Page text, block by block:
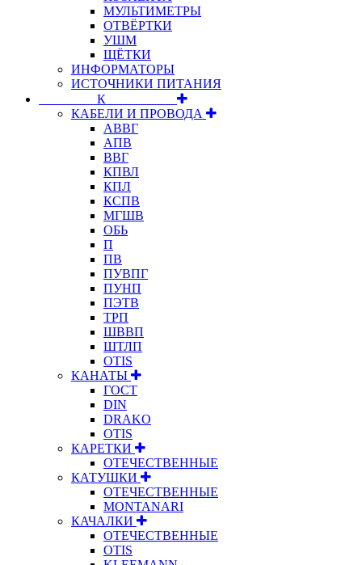
МУЛЬТИМЕТРЫ
ОТВЁРТКИ
УШМ
ЩЁТКИ
ИНФОРМАТОРЫ
ИСТОЧНИКИ ПИТАНИЯ
⠀⠀⠀⠀⠀⠀К⠀⠀⠀⠀⠀⠀⠀
КАБЕЛИ И ПРОВОДА
АВВГ
АПВ
ВВГ
КПВЛ
КПЛ
КСПВ
МГШВ
ОБЬ
П
ПВ
ПУВПГ
ПУНП
ПЭТВ
ТРП
ШВВП
ШТЛП
OTIS
КАНАТЫ
ГОСТ
DIN
DRAKO
OTIS
КАРЕТКИ
ОТЕЧЕСТВЕННЫЕ
КАТУШКИ
ОТЕЧЕСТВЕННЫЕ
MONTANARI
КАЧАЛКИ
ОТЕЧЕСТВЕННЫЕ
OTIS